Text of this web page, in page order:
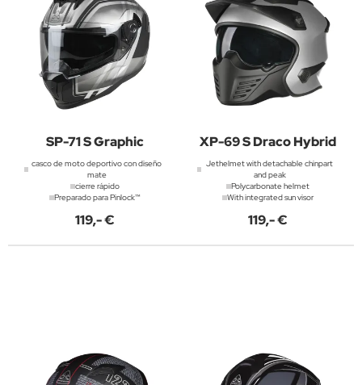
SP-71 S Graphic
casco de moto deportivo con diseño
mate
cierre rápido
Preparado para Pinlock™
119,- €
XP-69 S Draco Hybrid
Jethelmet with detachable chinpart
and peak
Polycarbonate helmet
With integrated sun visor
119,- €